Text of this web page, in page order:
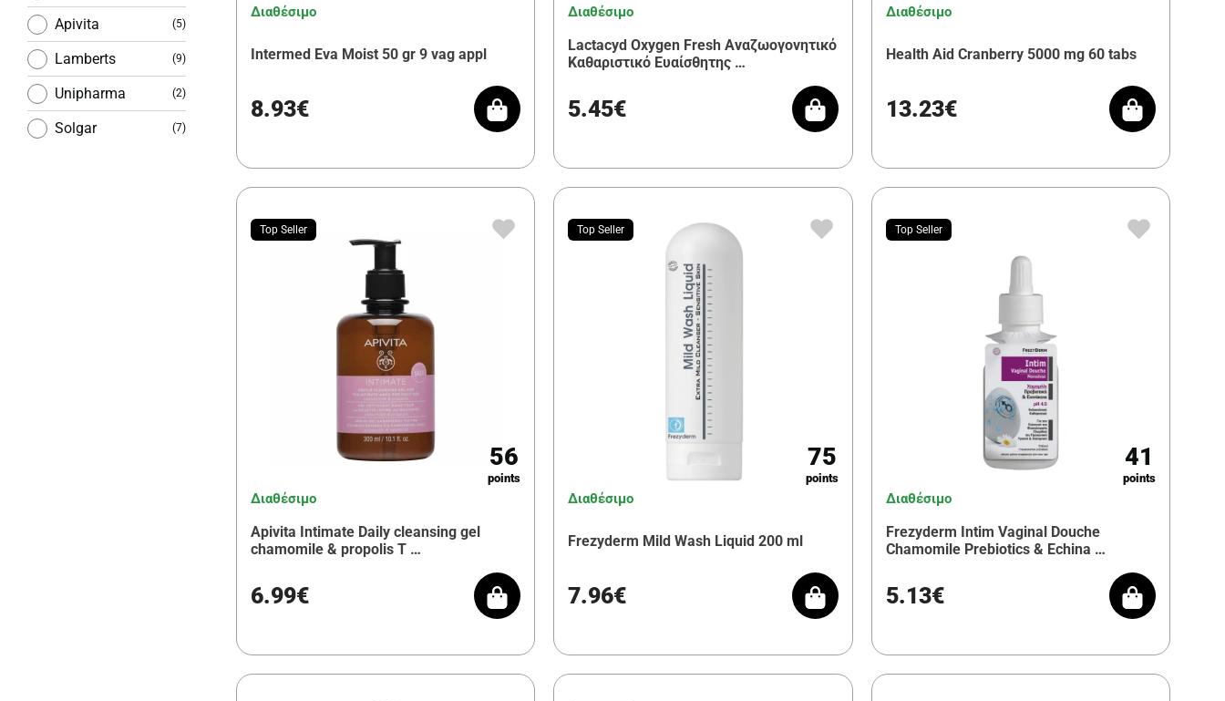
Apivita (5)
Lamberts (9)
Unipharma (2)
Solgar (7)
Διαθέσιμο
Intermed Eva Moist 50 gr 9 vag appl
8.93€
Διαθέσιμο
Lactacyd Oxygen Fresh Αναζωογονητικό
Καθαριστικό Ευαίσθητης …
5.45€
Διαθέσιμο
Health Aid Cranberry 5000 mg 60 tabs
13.23€
Top Seller
56
points
Διαθέσιμο
Apivita Intimate Daily cleansing gel
chamomile & propolis Τ …
6.99€
Top Seller
75
points
Διαθέσιμο
Frezyderm Mild Wash Liquid 200 ml
7.96€
Top Seller
41
points
Διαθέσιμο
Frezyderm Intim Vaginal Douche
Chamomile Prebiotics & Echina …
5.13€